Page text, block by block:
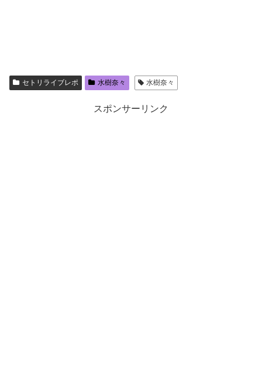
セトリライブレポ 水樹奈々 水樹奈々
スポンサーリンク